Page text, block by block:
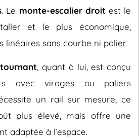
. Le monte-escalier droit est le
et le plus économique,
linéaires sans courbe ni palier.
, quant à lui, est conçu
avec virages ou paliers
un rail sur mesure, ce
plus élevé, mais offre une
adaptée à l’espace.